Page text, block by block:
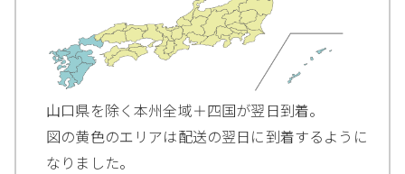
山口県を除く本州全域＋四国が翌日到着。
図の黄色のエリアは配送の翌日に到着するように
なりました。